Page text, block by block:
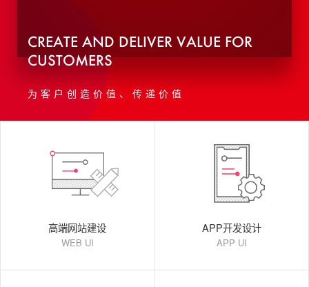
CREATE AND DELIVER VALUE FOR
CUSTOMERS
为客户创造价值、传递价值
高端网站建设
WEB UI
APP开发设计
APP UI